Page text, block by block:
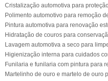
Cristalização automotiva para
Polimento automotivo para remoção
Pintura automotiva para renovação
Hidratação de couros para
Lavagem automotiva a seco para
Higienização interna para cuidados
Funilaria e funilaria com pintura para
Martelinho de ouro e martelo de ouro